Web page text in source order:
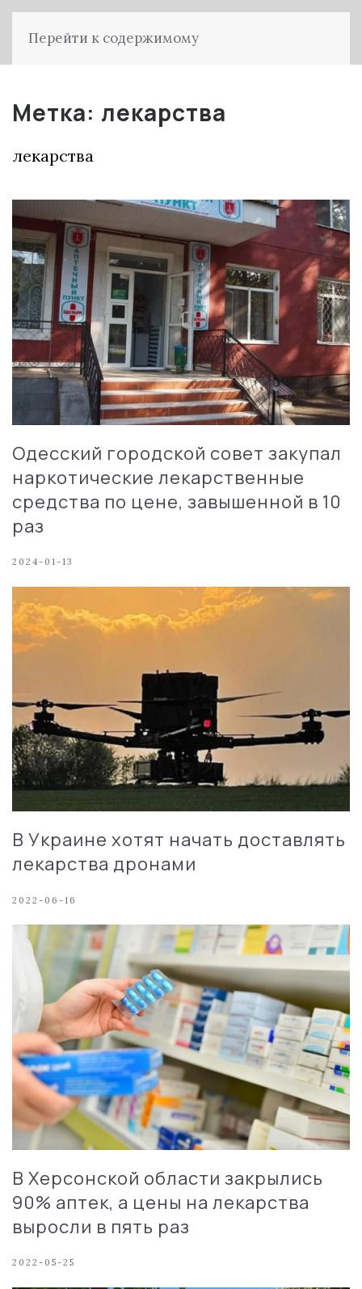
Перейти к содержимому
Метка: лекарства
лекарства
Одесский городской совет закупал
наркотические лекарственные
средства по цене, завышенной в 10
раз
2024-01-13
В Украине хотят начать доставлять
лекарства дронами
2022-06-16
В Херсонской области закрылись
90% аптек, а цены на лекарства
выросли в пять раз
2022-05-25